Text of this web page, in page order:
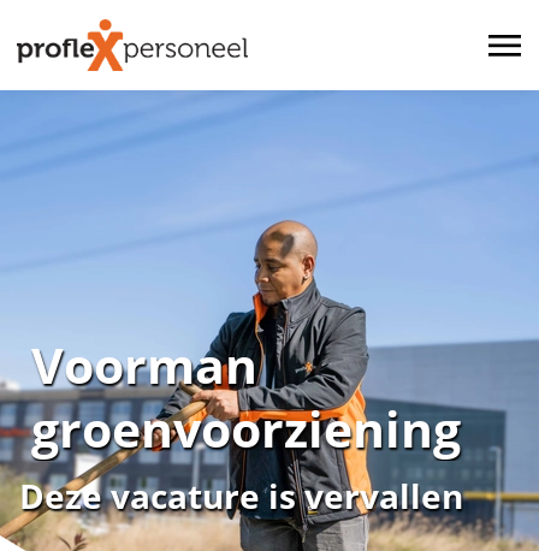
Voorman
groenvoorziening
Deze vacature is vervallen